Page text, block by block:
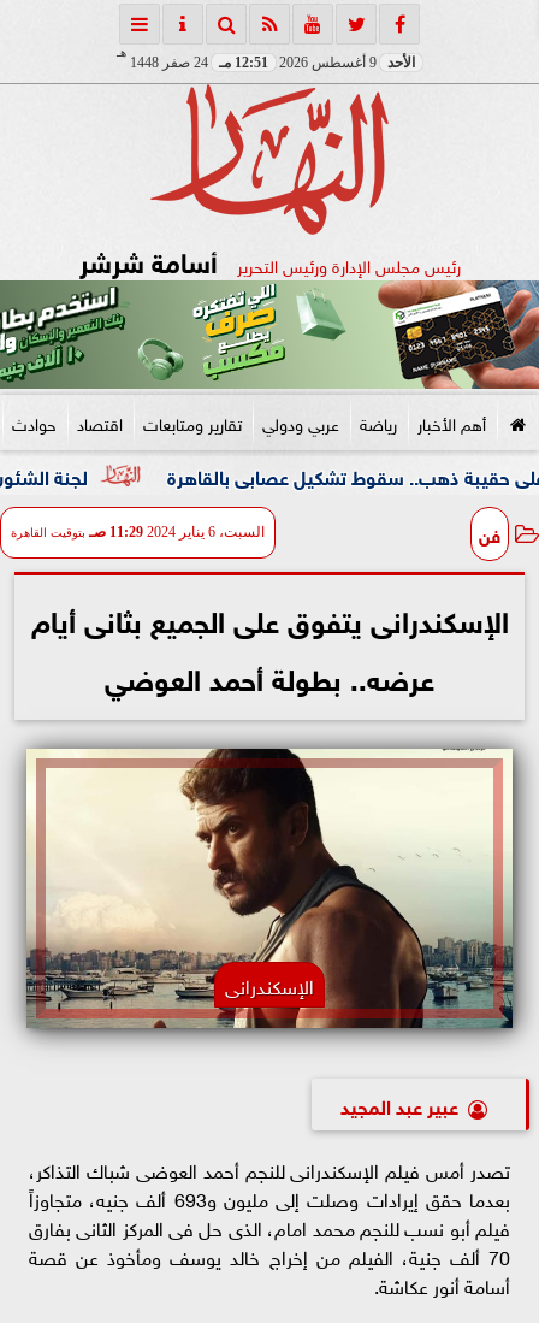
الأحد 12:51 مـ 24 صفر 1448
هـ
رئيس مجلس الإدارة ورئيس التحرير أسامة شرشر
أهم الأخبار رياضة عربي ودولي تقارير ومتابعات اقتصاد حوادث
لجنة الشئون العربية سقوط تشكيل عصابى بالقاهرة
فن السبت، 6 يناير 2024 11:29 صـ بتوقيت القاهرة
الإسكندرانى يتفوق على الجميع بثانى أيام
عرضه.. بطولة أحمد العوضي
الإسكندرانى
عبير عبد المجيد
تصدر أمس فيلم الإسكندرانى للنجم أحمد العوضى شباك التذاكر،
بعدما حقق إيرادات وصلت إلى مليون و693 ألف جنيه، متجاوزاً
فيلم أبو نسب للنجم محمد امام، الذى حل فى المركز الثانى بفارق
70 ألف جنية، الفيلم من إخراج خالد يوسف ومأخوذ عن قصة
أسامة أنور عكاشة.